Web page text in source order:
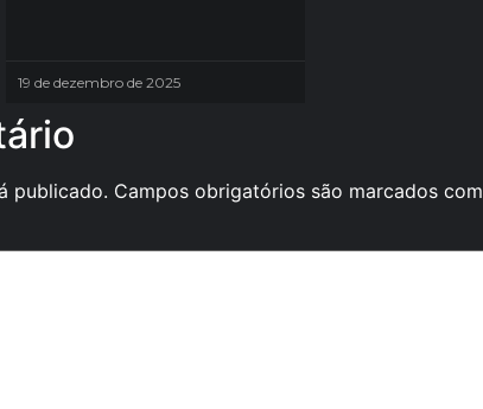
19 de dezembro de 2025
publicado. Campos obrigatórios são marcados com